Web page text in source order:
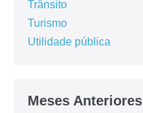
Trânsito
Turismo
Utilidade pública
Meses Anteriores